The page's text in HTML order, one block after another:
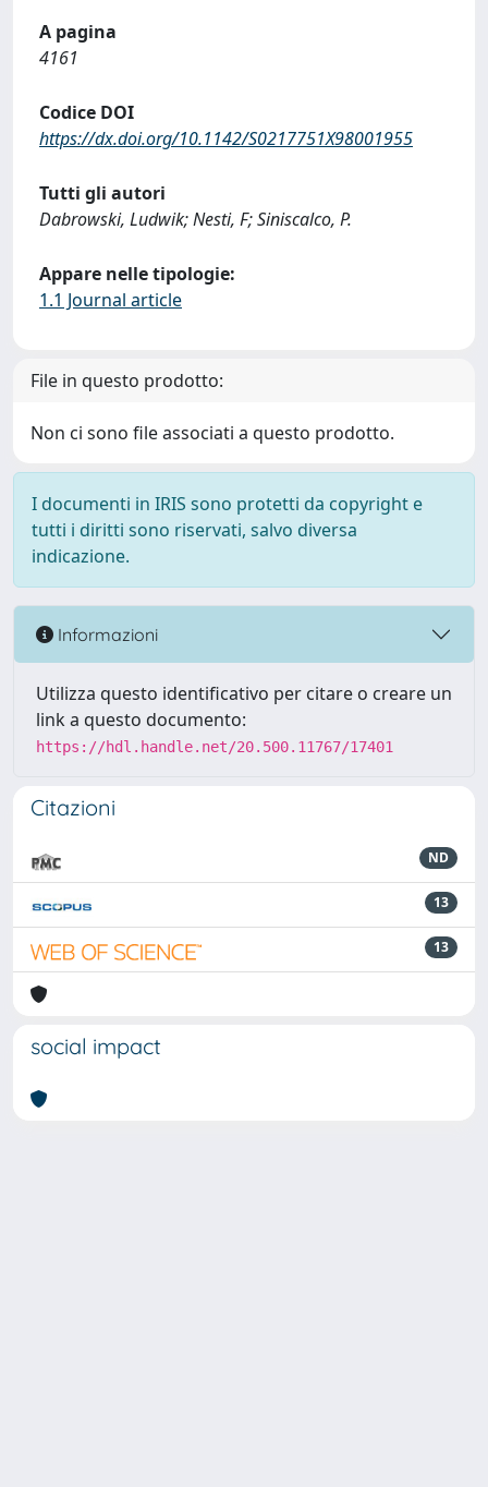
A pagina
4161
Codice DOI
https://dx.doi.org/10.1142/S0217751X98001955
Tutti gli autori
Dabrowski, Ludwik; Nesti, F; Siniscalco, P.
Appare nelle tipologie:
1.1 Journal article
File in questo prodotto:
Non ci sono file associati a questo prodotto.
I documenti in IRIS sono protetti da copyright e
tutti i diritti sono riservati, salvo diversa
indicazione.
Informazioni
Utilizza questo identificativo per citare o creare un
link a questo documento:
https://hdl.handle.net/20.500.11767/17401
Citazioni
ND
13
13
social impact